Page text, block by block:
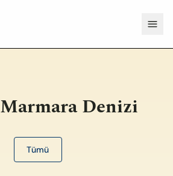
Marmara Denizi
Tümü